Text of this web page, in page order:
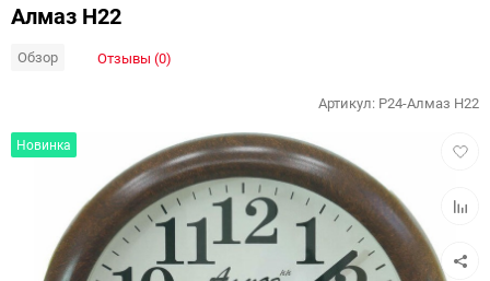
Алмаз Н22
Обзор Отзывы (0)
Новинка
Артикул: P24-Алмаз Н22